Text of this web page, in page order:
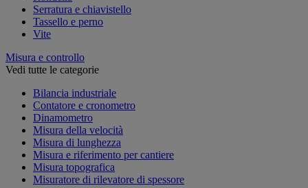
Serratura e chiavistello
Tassello e perno
Vite
Misura e controllo
Vedi tutte le categorie
Bilancia industriale
Contatore e cronometro
Dinamometro
Misura della velocità
Misura di lunghezza
Misura e riferimento per cantiere
Misura topografica
Misuratore di rilevatore di spessore